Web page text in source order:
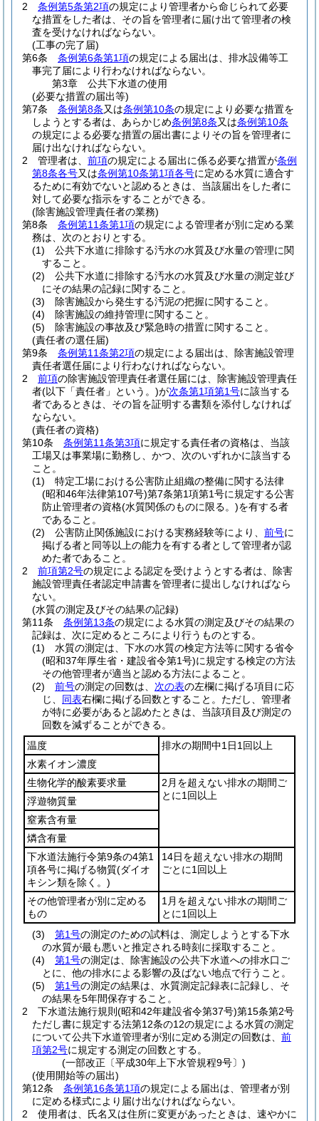
2
条例第5条第2項の規定により管理者から命じられて必要
な措置をした者は、その旨を管理者に届け出て管理者の検
査を受けなければならない。
(工事の完了届)
第6条
条例第6条第1項の規定による届出は、排水設備等工
事完了届により行わなければならない。
第3章
公共下水道の使用
(必要な措置の届出等)
第7条
条例第8条又は条例第10条の規定により必要な措置を
しようとする者は、あらかじめ条例第8条又は条例第10条
の規定による必要な措置の届出書によりその旨を管理者に
届け出なければならない。
2
管理者は、 前項の規定による届出に係る必要な措置が条例
第8条各号又は条例第10条第1項各号に定める水質に適合す
るために有効でないと認めるときは、当該届出をした者に
対して必要な指示をすることができる。
(除害施設管理責任者の業務)
第8条
条例第11条第1項の規定による管理者が別に定める業
務は、次のとおりとする。
(1)
公共下水道に排除する汚水の水質及び水量の管理に関
すること。
(2)
公共下水道に排除する汚水の水質及び水量の測定並び
にその結果の記録に関すること。
(3)
除害施設から発生する汚泥の把握に関すること。
(4)
除害施設の維持管理に関すること。
(5)
除害施設の事故及び緊急時の措置に関すること。
(責任者の選任届)
第9条
条例第11条第2項の規定による届出は、除害施設管理
責任者選任届により行わなければならない。
2
前項の除害施設管理責任者選任届には、除害施設管理責任
者(以下「責任者」という。)が次条第1項第1号に該当する
者であるときは、その旨を証明する書類を添付しなければ
ならない。
(責任者の資格)
第10条
条例第11条第3項に規定する責任者の資格は、当該
工場又は事業場に勤務し、かつ、次のいずれかに該当する
こと。
(1)
特定工場における公害防止組織の整備に関する法律
(昭和46年法律第107号)第7条第1項第1号に規定する公害
防止管理者の資格(水質関係のものに限る。)を有する者
であること。
(2)
公害防止関係施設における実務経験等により、 前号に
掲げる者と同等以上の能力を有する者として管理者が認
めた者であること。
2
前項第2号の規定による認定を受けようとする者は、除害
施設管理責任者認定申請書を管理者に提出しなければなら
ない。
(水質の測定及びその結果の記録)
第11条
条例第13条の規定による水質の測定及びその結果の
記録は、次に定めるところにより行うものとする。
(1)
水質の測定は、下水の水質の検定方法等に関する省令
(昭和37年厚生省・建設省令第1号)に規定する検定の方法
その他管理者が適当と認める方法によること。
(2)
前号の測定の回数は、 次の表の左欄に掲げる項目に応
じ、 同表右欄に掲げる回数とすること。 ただし、管理者
が特に必要があると認めたときは、当該項目及び測定の
回数を減ずることができる。
温度
排水の期間中1日1回以上
水素イオン濃度
生物化学的酸素要求量
2月を超えない排水の期間ご
とに1回以上
浮遊物質量
窒素含有量
燐含有量
下水道法施行令第9条の4第1
項各号に掲げる物質(ダイオ
キシン類を除く。)
14日を超えない排水の期間
ごとに1回以上
その他管理者が別に定める
もの
1月を超えない排水の期間ご
とに1回以上
(3)
第1号の測定のための試料は、測定しようとする下水
の水質が最も悪いと推定される時刻に採取すること。
(4)
第1号の測定は、除害施設の公共下水道への排水口ご
とに、他の排水による影響の及ばない地点で行うこと。
(5)
第1号の測定の結果は、水質測定記録表に記録し、そ
の結果を5年間保存すること。
2
下水道法施行規則 (昭和42年建設省令第37号)第15条第2号
ただし書に規定する法第12条の12の規定による水質の測定
について公共下水道管理者が別に定める測定の回数は、 前
項第2号に規定する測定の回数とする。
(一部改正〔平成30年上下水管規程9号〕)
(使用開始等の届出)
第12条
条例第16条第1項の規定による届出は、管理者が別
に定める様式により届け出なければならない。
2
使用者は、氏名又は住所に変更があったときは、速やかに